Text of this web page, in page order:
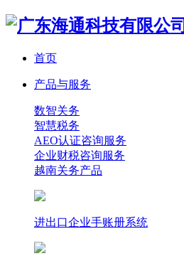
首页
产品与服务
数智关务
智慧税务
AEO认证咨询服务
企业财税咨询服务
越南关务产品
进出口企业手账册系统